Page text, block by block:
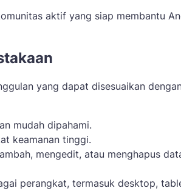
aktif yang siap membantu
yang dapat disesuaikan
mudah dipahami.
keamanan tinggi.
mengedit, atau menghapus
perangkat, termasuk desktop,